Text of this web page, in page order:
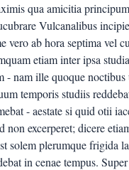
qua amicitia
Vulcanalibus
vero ab hora septima vel
etiam inter ipsa
- nam ille quoque
temporis studiis
- aestate si quid otii
excerperet; dicere
solem plerumque frigida
in cenae tempus.